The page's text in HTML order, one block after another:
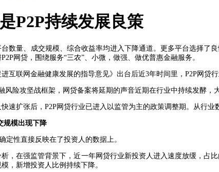
P2P持续发展良策
数量、成交规模、综合收益率均进入下降通道。更多平台选择了
网贷，围绕服务“三农”、小微，做强、做优普惠金融服务。
互联网金融健康发展的指导意见》出台后近3年时间里，P2P网贷
风险攻坚战框架，网贷备案将延期的声音近期在行业中持续发酵，
速扩张后，P2P网贷行业已进入以监管为主的政策调整期。从行
规模出现下降
定性直接反映在了投资人的数据上。
，在强监管背景下，近一年网贷行业新投资人进入速度放缓，占
，新增投资人比例持续下降。